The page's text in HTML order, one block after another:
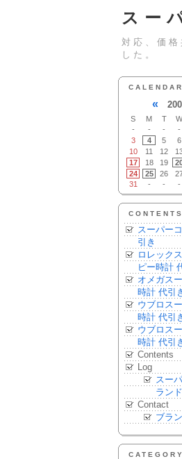
スー
対応、価
した。
CALENDAR
«
S M T W
-
- - -
3
4 5 6
10
11 12
17
18 19
24
25 26
31
- - -
CONTENTS
スーパー
引き
ロレック
ピー時計
オメガス
時計 代引
ウブロス
時計 代引
ウブロス
時計 代引
Contents
Log
スー
ランド
Contact
ブラ
CATEGORY